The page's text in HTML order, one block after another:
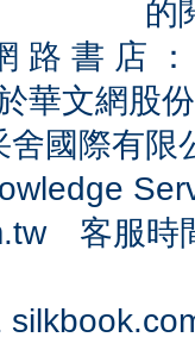
的
路 書 店
華文網股
舍國際有
客服時